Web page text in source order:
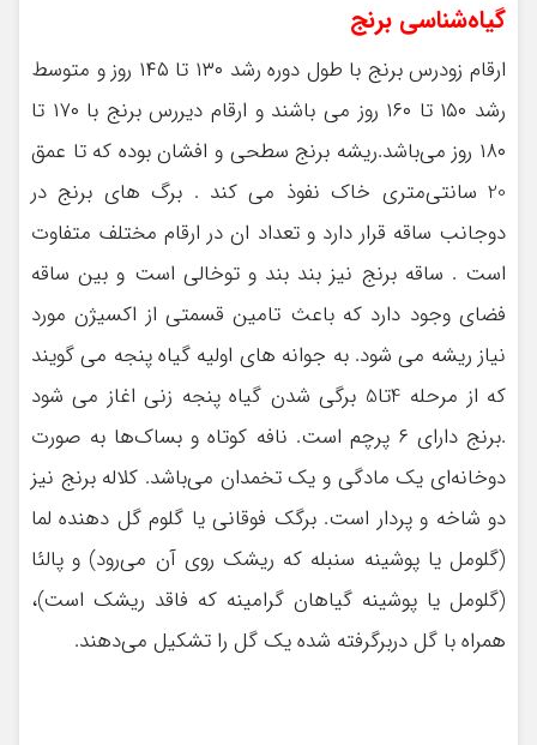
گیاه‌شناسی برنج
ارقام زودرس برنج با طول دوره رشد ۱۳۰ تا ۱۴۵ روز و متوسط
رشد ۱۵۰ تا ۱۶۰ روز می باشند و ارقام دیررس برنج با ۱۷۰ تا
۱۸۰ روز می‌باشد.ریشه برنج سطحی و افشان بوده که تا عمق
20 سانتی‌متری خاک نفوذ می کند . برگ های برنج در
دوجانب ساقه قرار دارد و تعداد ان در ارقام مختلف متفاوت
است . ساقه برنج نیز بند بند و توخالی است و بین ساقه
فضای وجود دارد که باعث تامین قسمتی از اکسیژن مورد
نیاز ریشه می شود. به جوانه های اولیه گیاه پنجه می گویند
که از مرحله 4تا5 برگی شدن گیاه پنجه زنی اغاز می شود
.برنج دارای ۶ پرچم است. نافه کوتاه و بساک‌ها به صورت
دوخانه‌ای یک مادگی و یک تخمدان می‌باشد. کلاله برنج نیز
دو شاخه و پردار است. برگک فوقانی یا گلوم گل دهنده لما
(گلومل یا پوشینه سنبله که ریشک روی آن می‌رود) و پالئا
(گلومل یا پوشینه گیاهان گرامینه که فاقد ریشک است)،
همراه با گل دربرگرفته شده یک گل را تشکیل می‌دهند.